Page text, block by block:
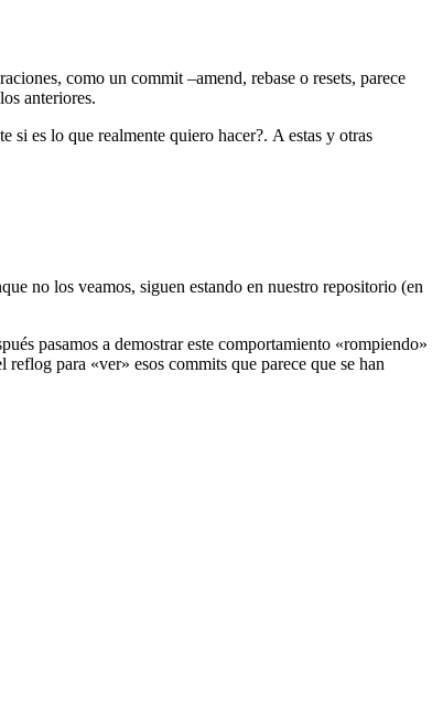
como un commit –amend, rebase o resets, parece
anteriores.
es lo que realmente quiero hacer?. A estas y otras
no los veamos, siguen estando en nuestro repositorio (en
pasamos a demostrar este comportamiento «rompiendo»
para «ver» esos commits que parece que se han